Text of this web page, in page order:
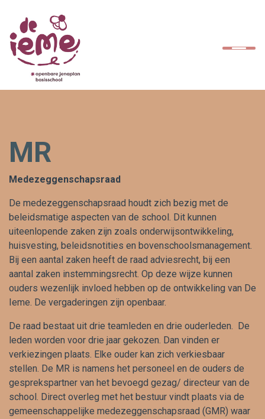
Home
Ouders
SAAM*
Contact
MR
Medezeggenschapsraad
De medezeggenschapsraad houdt zich bezig met de
beleidsmatige aspecten van de school. Dit kunnen
uiteenlopende zaken zijn zoals onderwijsontwikkeling,
huisvesting, beleidsnotities en bovenschoolsmanagement.
Bij een aantal zaken heeft de raad adviesrecht, bij een
aantal zaken instemmingsrecht. Op deze wijze kunnen
ouders wezenlijk invloed hebben op de ontwikkeling van De
Ieme. De vergaderingen zijn openbaar.
De raad bestaat uit drie teamleden en drie ouderleden. De
leden worden voor drie jaar gekozen. Dan vinden er
verkiezingen plaats. Elke ouder kan zich verkiesbaar
stellen. De MR is namens het personeel en de ouders de
gesprekspartner van het bevoegd gezag/ directeur van de
school. Direct overleg met het bestuur vindt plaats via de
gemeenschappelijke medezeggenschapsraad (GMR) waar